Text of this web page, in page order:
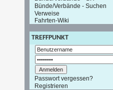
Bünde/Verbände - Suchen
Verweise
Fahrten-Wiki
TREFFPUNKT
Passwort vergessen?
Registrieren